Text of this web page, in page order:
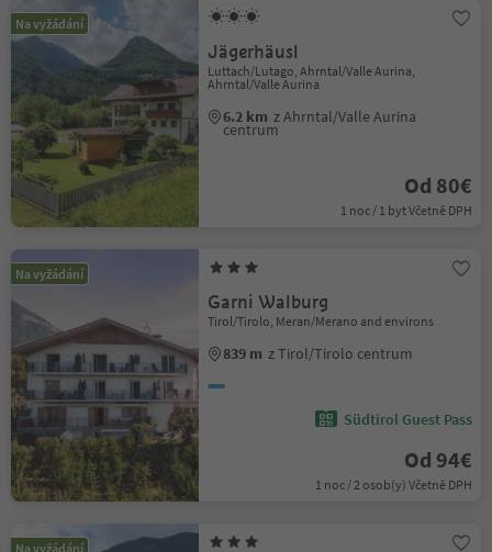
Na vyžádání
Jägerhäusl
Luttach/Lutago, Ahrntal/Valle Aurina,
Ahrntal/Valle Aurina
6.2 km z Ahrntal/Valle Aurina
centrum
Od 80€
1 noc / 1 byt Včetně DPH
Na vyžádání
Garni Walburg
Tirol/Tirolo, Meran/Merano and environs
839 m z Tirol/Tirolo centrum
Südtirol Guest Pass
Od 94€
1 noc / 2 osob(y) Včetně DPH
Na vyžádání